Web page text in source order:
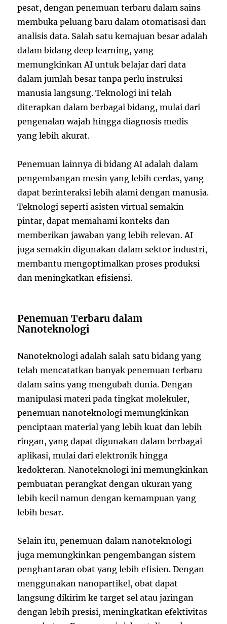
pesat, dengan penemuan terbaru dalam sains
membuka peluang baru dalam otomatisasi dan
analisis data. Salah satu kemajuan besar adalah
dalam bidang deep learning, yang
memungkinkan AI untuk belajar dari data
dalam jumlah besar tanpa perlu instruksi
manusia langsung. Teknologi ini telah
diterapkan dalam berbagai bidang, mulai dari
pengenalan wajah hingga diagnosis medis
yang lebih akurat.
Penemuan lainnya di bidang AI adalah dalam
pengembangan mesin yang lebih cerdas, yang
dapat berinteraksi lebih alami dengan manusia.
Teknologi seperti asisten virtual semakin
pintar, dapat memahami konteks dan
memberikan jawaban yang lebih relevan. AI
juga semakin digunakan dalam sektor industri,
membantu mengoptimalkan proses produksi
dan meningkatkan efisiensi.
Penemuan Terbaru dalam
Nanoteknologi
Nanoteknologi adalah salah satu bidang yang
telah mencatatkan banyak penemuan terbaru
dalam sains yang mengubah dunia. Dengan
manipulasi materi pada tingkat molekuler,
penemuan nanoteknologi memungkinkan
penciptaan material yang lebih kuat dan lebih
ringan, yang dapat digunakan dalam berbagai
aplikasi, mulai dari elektronik hingga
kedokteran. Nanoteknologi ini memungkinkan
pembuatan perangkat dengan ukuran yang
lebih kecil namun dengan kemampuan yang
lebih besar.
Selain itu, penemuan dalam nanoteknologi
juga memungkinkan pengembangan sistem
penghantaran obat yang lebih efisien. Dengan
menggunakan nanopartikel, obat dapat
langsung dikirim ke target sel atau jaringan
dengan lebih presisi, meningkatkan efektivitas